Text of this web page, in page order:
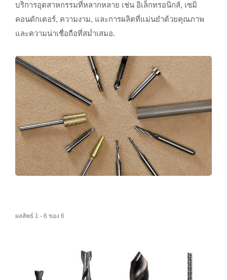
บริการอุตสาหกรรมที่หลากหลาย เช่น อิเล็กทรอนิกส์, เซมิ
คอนดักเตอร์, ความงาม, และการผลิตที่แม่นยำด้วยคุณภาพ
และความน่าเชื่อถือที่สม่ำเสมอ.
ผลลัพธ์ 1 - 6 ของ 6